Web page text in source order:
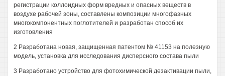
регистрации коллоидных форм вредных и опасных веществ в
воздухе рабочей зоны, составлены композиции многофазных
многокомпонентных поглотителей и разработан способ их
изготовления
2 Разработана новая, защищенная патентом № 41153 на полезную
модель, установка для исследования дисперсного состава пыли
3 Разработано устройство для фотохимической дезактивации пыли,